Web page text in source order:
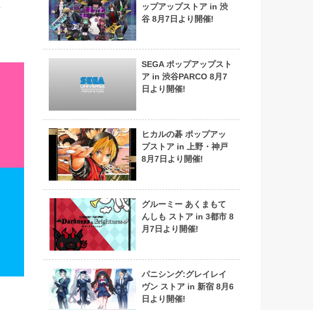
ップアップストア in 渋
谷 8月7日より開催!
SEGA ポップアップスト
ア in 渋谷PARCO 8月7
日より開催!
ヒカルの碁 ポップアッ
プストア in 上野・神戸
8月7日より開催!
グルーミー あくまもて
んしも ストア in 3都市 8
月7日より開催!
パニシング:グレイレイ
ヴン ストア in 新宿 8月6
日より開催!